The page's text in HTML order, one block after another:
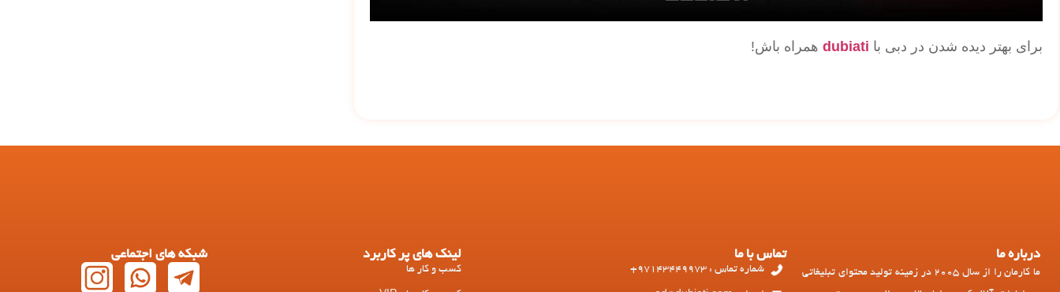
برای بهتر دیده شدن در دبی با dubiati همراه باش!
درباره ما
ما کارمان را از سال 2005 در زمینه تولید محتوای تبلیغاتی
تماس با ما
شماره تماس : 97143449973+
لینک های پر کاربرد
کسب و کار ها
شبکه های اجتماعی